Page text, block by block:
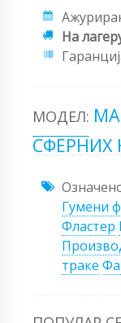
На
МОДЕЛ:
СФЕРНИХ
Гумени
Фластер
траке